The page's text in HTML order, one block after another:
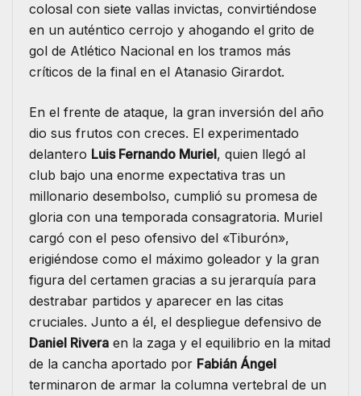
colosal con siete vallas invictas, convirtiéndose
en un auténtico cerrojo y ahogando el grito de
gol de Atlético Nacional en los tramos más
críticos de la final en el Atanasio Girardot.
En el frente de ataque, la gran inversión del año
dio sus frutos con creces. El experimentado
delantero Luis Fernando Muriel, quien llegó al
club bajo una enorme expectativa tras un
millonario desembolso, cumplió su promesa de
gloria con una temporada consagratoria. Muriel
cargó con el peso ofensivo del «Tiburón»,
erigiéndose como el máximo goleador y la gran
figura del certamen gracias a su jerarquía para
destrabar partidos y aparecer en las citas
cruciales. Junto a él, el despliegue defensivo de
Daniel Rivera en la zaga y el equilibrio en la mitad
de la cancha aportado por Fabián Ángel
terminaron de armar la columna vertebral de un